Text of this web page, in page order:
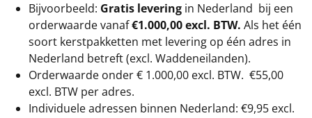
Bijvoorbeeld: Gratis levering in Nederland bij een
orderwaarde vanaf€1.000,00 excl. BTW. Als het één
soort kerstpakketten met levering op één adres in
Nederland betreft (excl. Waddeneilanden).
Orderwaarde onder € 1.000,00 excl. BTW. €55,00
excl. BTW per adres.
Individuele adressen binnen Nederland: €9,95 excl.